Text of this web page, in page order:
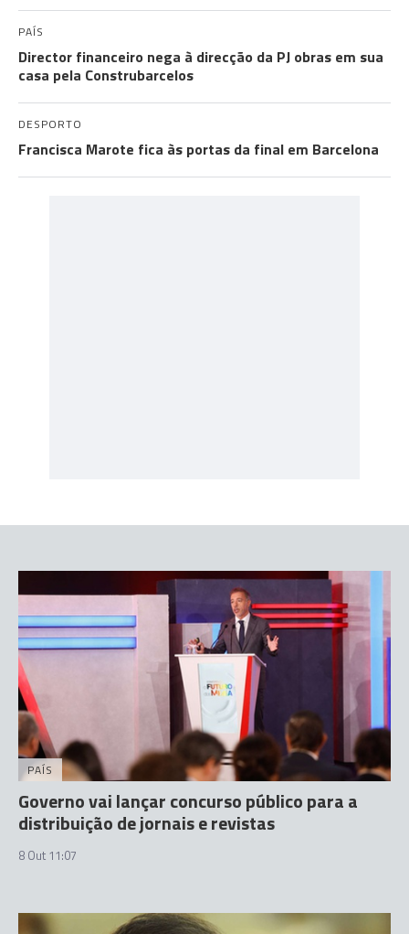
PAÍS
Director financeiro nega à direcção da PJ obras em sua
casa pela Construbarcelos
DESPORTO
Francisca Marote fica às portas da final em Barcelona
PAÍS
Governo vai lançar concurso público para a
distribuição de jornais e revistas
8 Out 11:07